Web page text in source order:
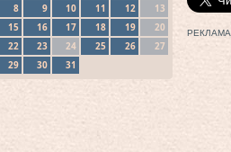
8 9 10 11 12
13
15 16 17 18 19
20
22 23 24 25 26
27
29 30 31
РЕКЛАМА